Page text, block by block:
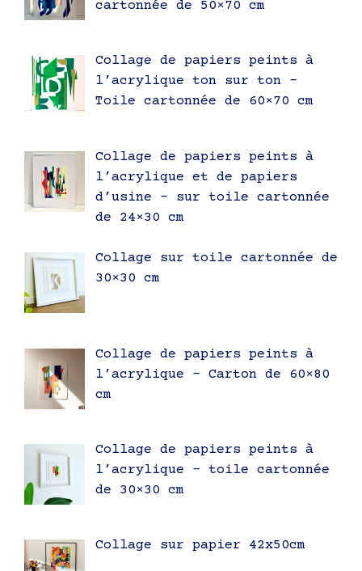
cartonnée de 50×70 cm
Collage de papiers peints à
l’acrylique ton sur ton –
Toile cartonnée de 60×70 cm
Collage de papiers peints à
l’acrylique et de papiers
d’usine – sur toile cartonnée
de 24×30 cm
Collage sur toile cartonnée de
30×30 cm
Collage de papiers peints à
l’acrylique – Carton de 60×80
cm
Collage de papiers peints à
l’acrylique – toile cartonnée
de 30×30 cm
Collage sur papier 42x50cm